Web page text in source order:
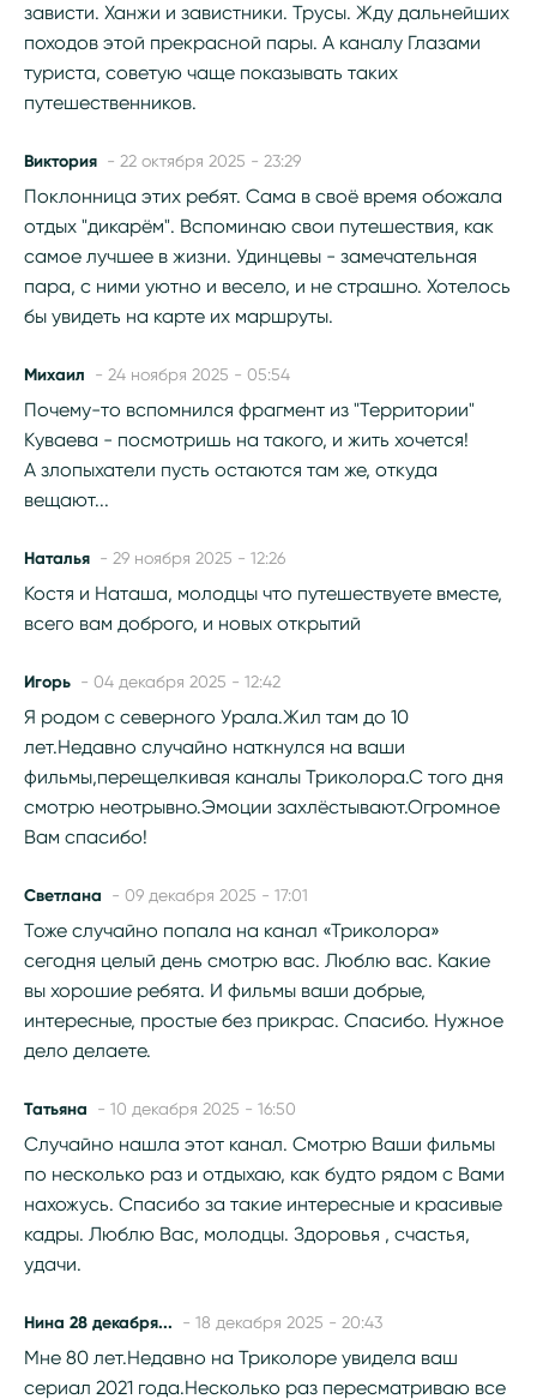
зависти. Ханжи и завистники. Трусы. Жду дальнейших
походов этой прекрасной пары. А каналу Глазами
туриста, советую чаще показывать таких
путешественников.
Виктория - 22 октября 2025 - 23:29
Поклонница этих ребят. Сама в своё время обожала
отдых "дикарём". Вспоминаю свои путешествия, как
самое лучшее в жизни. Удинцевы - замечательная
пара, с ними уютно и весело, и не страшно. Хотелось
бы увидеть на карте их маршруты.
Михаил - 24 ноября 2025 - 05:54
Почему-то вспомнился фрагмент из "Территории"
Куваева - посмотришь на такого, и жить хочется!
А злопыхатели пусть остаются там же, откуда
вещают...
Наталья - 29 ноября 2025 - 12:26
Костя и Наташа, молодцы что путешествуете вместе,
всего вам доброго, и новых открытий
Игорь - 04 декабря 2025 - 12:42
Я родом с северного Урала.Жил там до 10
лет.Недавно случайно наткнулся на ваши
фильмы,перещелкивая каналы Триколора.С того дня
смотрю неотрывно.Эмоции захлёстывают.Огромное
Вам спасибо!
Светлана - 09 декабря 2025 - 17:01
Тоже случайно попала на канал «Триколора»
сегодня целый день смотрю вас. Люблю вас. Какие
вы хорошие ребята. И фильмы ваши добрые,
интересные, простые без прикрас. Спасибо. Нужное
дело делаете.
Татьяна - 10 декабря 2025 - 16:50
Случайно нашла этот канал. Смотрю Ваши фильмы
по несколько раз и отдыхаю, как будто рядом с Вами
нахожусь. Спасибо за такие интересные и красивые
кадры. Люблю Вас, молодцы. Здоровья , счастья,
удачи.
Нина 28 декабря... - 18 декабря 2025 - 20:43
Мне 80 лет.Недавно на Триколоре увидела ваш
сериал 2021 года.Несколько раз пересматриваю все